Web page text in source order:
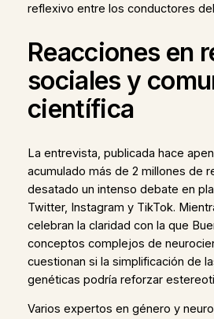
reflexivo entre los conductores
Reacciones en
sociales y
científica
La entrevista, publicada hace
acumulado más de 2 millones de
desatado un intenso debate en
Twitter, Instagram y TikTok.
celebran la claridad con la que
conceptos complejos de
cuestionan si la simplificación de
genéticas podría reforzar
Varios expertos en género y